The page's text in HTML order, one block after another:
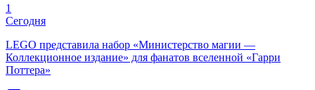
1
Сегодня
LEGO представила набор «Министерство магии —
Коллекционное издание» для фанатов вселенной «Гарри
Поттера»